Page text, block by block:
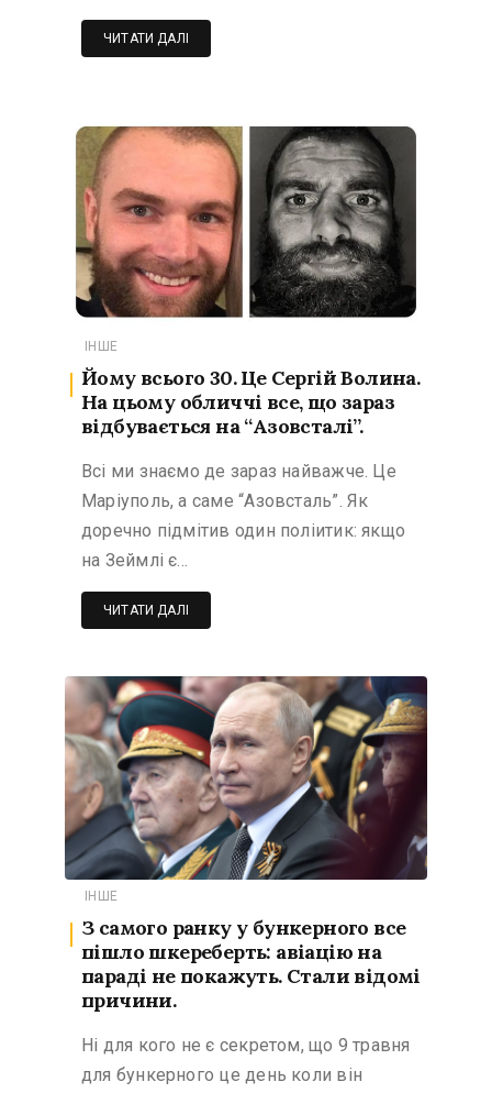
ЧИТАТИ ДАЛІ
ІНШЕ
Йому всього 30. Це Сергій Волина.
На цьому обличчі все, що зараз
відбувається на “Азовсталі”.
Всі ми знаємо де зараз найважче. Це
Маріуполь, а саме “Азовсталь”. Як
доречно підмітив один поліитик: якщо
на Зеймлі є…
ЧИТАТИ ДАЛІ
ІНШЕ
З самого ранку у бункерного все
пішло шкереберть: авіацію на
параді не покажуть. Стали відомі
причини.
Ні для кого не є секретом, що 9 травня
для бункерного це день коли він